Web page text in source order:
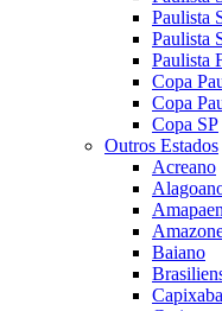
Paulista
Paulista
Paulista
Copa
Copa
Copa SP
Outros Estados
Acreano
Baiano
Capixaba